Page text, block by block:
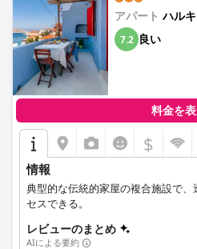
アパートハルキ
7.2 良い
料金を
$
情報
典型的な伝統的家屋の複合施設で
セスできる。
レビューのまとめ
AIによる要約